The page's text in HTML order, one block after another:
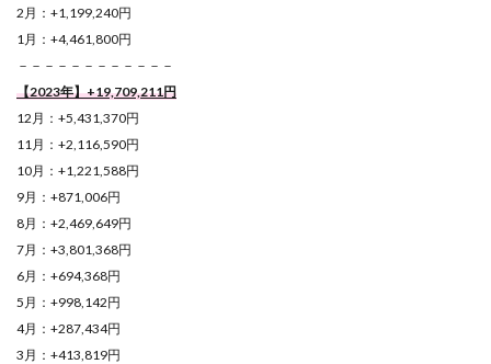
2月：+1,199,240円
1月：+4,461,800円
－－－－－－－－－－－－
【2023年】+19,709,211円
12月：+5,431,370円
11月：+2,116,590円
10月：+1,221,588円
9月：+871,006円
8月：+2,469,649円
7月：+3,801,368円
6月：+694,368円
5月：+998,142円
4月：+287,434円
3月：+413,819円